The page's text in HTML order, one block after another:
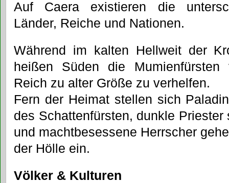
Auf Caera existieren die
Länder, Reiche und Nationen.
Während im kalten Hellweit der
heißen Süden die Mumienfürsten
Reich zu alter Größe zu verhelfen.
Fern der Heimat stellen sich
des Schattenfürsten, dunkle
und machtbesessene Herrscher
der Hölle ein.
Völker & Kulturen